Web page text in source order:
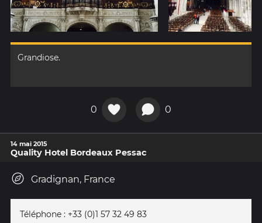
Grandiose.
0 0
14 mai 2015
Quality Hotel Bordeaux Pessac
Gradignan, France
Téléphone : +33 (0)1 57 32 49 83‎